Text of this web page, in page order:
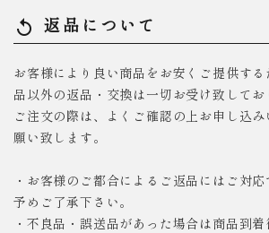
replay 返品について
お客様により良い商品をお安くご提供す
品以外の返品・交換は一切お受け致してお
ご注文の際は、よくご確認の上お申し込
願い致します。
・お客様のご都合によるご返品にはご対応
予めご了承下さい。
・不良品・誤送品があった場合は商品到